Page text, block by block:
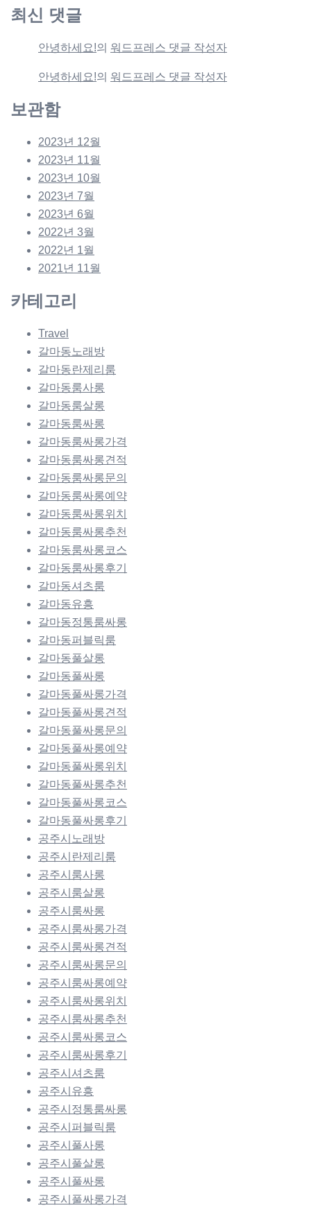
최신 댓글
안녕하세요!의 워드프레스 댓글 작성자
안녕하세요!의 워드프레스 댓글 작성자
보관함
2023년 12월
2023년 11월
2023년 10월
2023년 7월
2023년 6월
2022년 3월
2022년 1월
2021년 11월
카테고리
Travel
갈마동노래방
갈마동란제리룸
갈마동룸사롱
갈마동룸살롱
갈마동룸싸롱
갈마동룸싸롱가격
갈마동룸싸롱견적
갈마동룸싸롱문의
갈마동룸싸롱예약
갈마동룸싸롱위치
갈마동룸싸롱추천
갈마동룸싸롱코스
갈마동룸싸롱후기
갈마동셔츠룸
갈마동유흥
갈마동정통룸싸롱
갈마동퍼블릭룸
갈마동풀살롱
갈마동풀싸롱
갈마동풀싸롱가격
갈마동풀싸롱견적
갈마동풀싸롱문의
갈마동풀싸롱예약
갈마동풀싸롱위치
갈마동풀싸롱추천
갈마동풀싸롱코스
갈마동풀싸롱후기
공주시노래방
공주시란제리룸
공주시룸사롱
공주시룸살롱
공주시룸싸롱
공주시룸싸롱가격
공주시룸싸롱견적
공주시룸싸롱문의
공주시룸싸롱예약
공주시룸싸롱위치
공주시룸싸롱추천
공주시룸싸롱코스
공주시룸싸롱후기
공주시셔츠룸
공주시유흥
공주시정통룸싸롱
공주시퍼블릭룸
공주시풀사롱
공주시풀살롱
공주시풀싸롱
공주시풀싸롱가격